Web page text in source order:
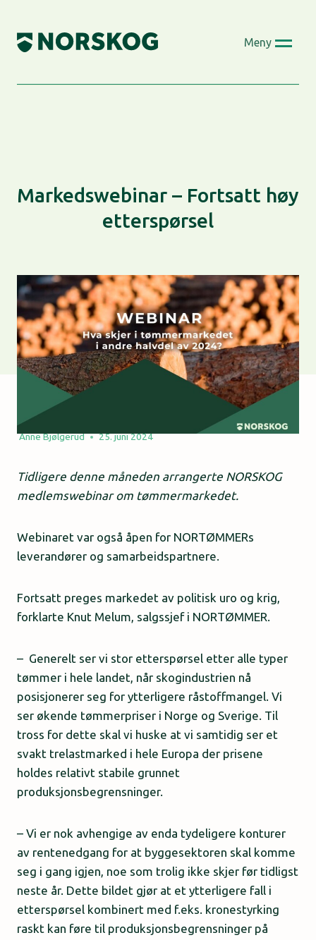
content
Meny
Markedswebinar – Fortsatt høy
etterspørsel
Anne Bjølgerud 25. juni 2024
Tidligere denne måneden arrangerte NORSKOG
medlemswebinar om tømmermarkedet.
Webinaret var også åpen for NORTØMMERs
leverandører og samarbeidspartnere.
Fortsatt preges markedet av politisk uro og krig,
forklarte Knut Melum, salgssjef i NORTØMMER.
– Generelt ser vi stor etterspørsel etter alle typer
tømmer i hele landet, når skogindustrien nå
posisjonerer seg for ytterligere råstoffmangel. Vi
ser økende tømmerpriser i Norge og Sverige. Til
tross for dette skal vi huske at vi samtidig ser et
svakt trelastmarked i hele Europa der prisene
holdes relativt stabile grunnet
produksjonsbegrensninger.
– Vi er nok avhengige av enda tydeligere konturer
av rentenedgang for at byggesektoren skal komme
seg i gang igjen, noe som trolig ikke skjer før tidligst
neste år. Dette bildet gjør at et ytterligere fall i
etterspørsel kombinert med f.eks. kronestyrking
raskt kan føre til produksjonsbegrensninger på